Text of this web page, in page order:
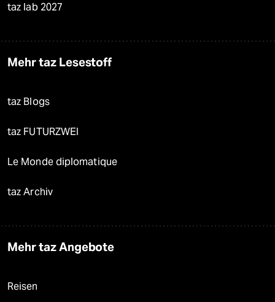
taz lab 2027
Mehr taz Lesestoff
taz Blogs
taz FUTURZWEI
Le Monde diplomatique
taz Archiv
Mehr taz Angebote
Reisen